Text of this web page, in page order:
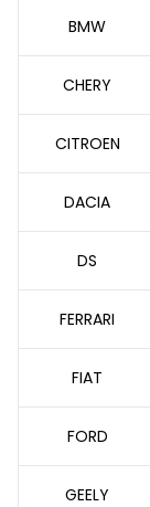
BMW
CHERY
CITROEN
DACIA
DS
FERRARI
FIAT
FORD
GEELY